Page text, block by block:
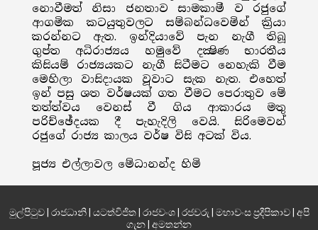
නොවීමත් නිසා ජනතාව සාමකාමී ව රජුගේ
ආගමික කටයුතුවලට සම්බන්ධවෙමින් ක්‍රියා
කරන්නට ඇත. ඉන්දියාවේ පැන නැගී තිබූ
ගුප්ත අධිරාජ්‍යය හමුවේ දක්‍ෂිණ භාරතීය
කිසියම් රාජ්‍යයකට නැගී සිටීමට නෙහැකි වීම
මෙහිලා වාසිදායක වූවාට සැක නැත. එහෙත්
ඉන් පසු ශත වර්ෂයක් ගත වීමට පෙරාතුව මේ
තත්ත්වය වෙනස් වී ගිය ආකාරය මතු
පරිච්ඡේදයක දී පැහැදිලි වෙයි. සිරිමෙවන්
රජුගේ රාජ්‍ය කාලය වර්ෂ විසි අටක් විය.
පූජ්‍ය එල්ලාවල මේධානන්ද හිමි
මුල්පිටුව| රාජධානි| යටත්විජිත| රාජවංශ| රජවරු මහාවංස ප්‍රදීපිකාව| අපි
ගැන අමතන්න